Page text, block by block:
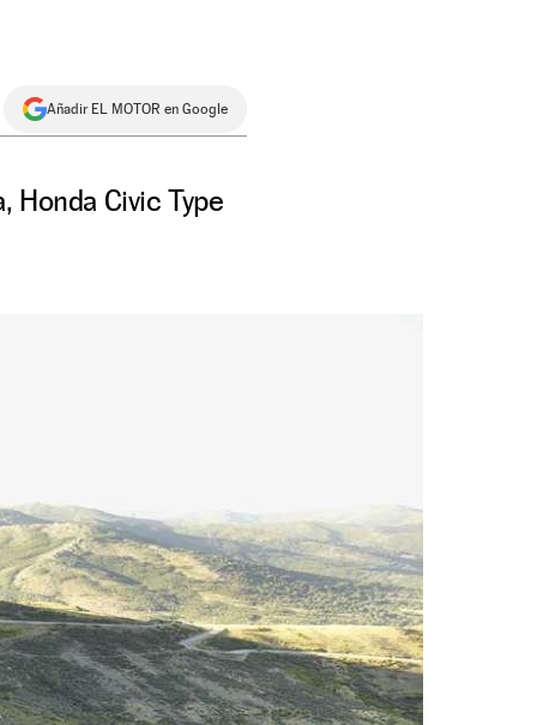
Añadir EL MOTOR en Google
Honda Civic Type